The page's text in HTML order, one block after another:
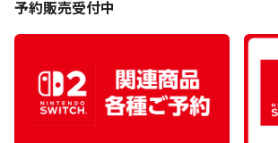
予約販売受付中